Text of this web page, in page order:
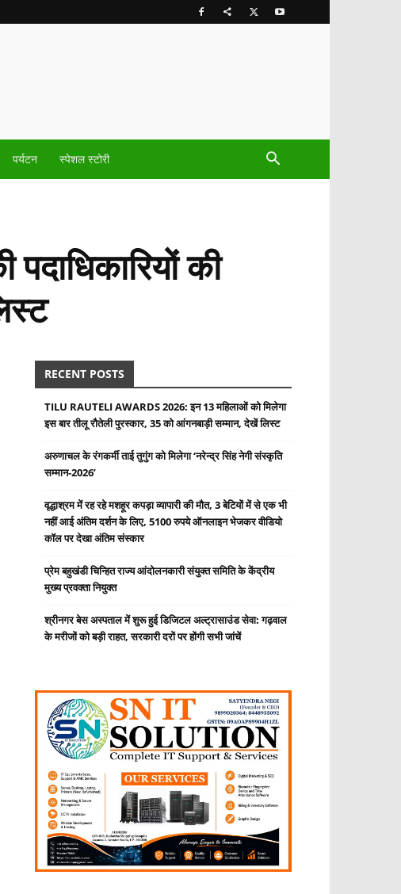
पर्यटन स्पेशल स्टोरी
की
RECENT POSTS
TILU RAUTELI AWARDS 2026: इन 13 महिलाओं को मिलेगा
इस बार तीलू रौतेली पुरस्कार, 35 को आंगनबाड़ी सम्मान, देखें लिस्ट
अरुणाचल के रंगकर्मी ताई तुगुंग को मिलेगा ‘नरेन्द्र सिंह नेगी संस्कृति
सम्मान-2026’
वृद्धाश्रम में रह रहे मशहूर कपड़ा व्यापारी की मौत, 3 बेटियों में से एक भी
नहीं आई अंतिम दर्शन के लिए, 5100 रुपये ऑनलाइन भेजकर वीडियो
कॉल पर देखा अंतिम संस्कार
प्रेम बहुखंडी चिन्हित राज्य आंदोलनकारी संयुक्त समिति के केंद्रीय
मुख्य प्रवक्ता नियुक्त
श्रीनगर बेस अस्पताल में शुरू हुई डिजिटल अल्ट्रासाउंड सेवा: गढ़वाल
के मरीजों को बड़ी राहत, सरकारी दरों पर होंगी सभी जांचें